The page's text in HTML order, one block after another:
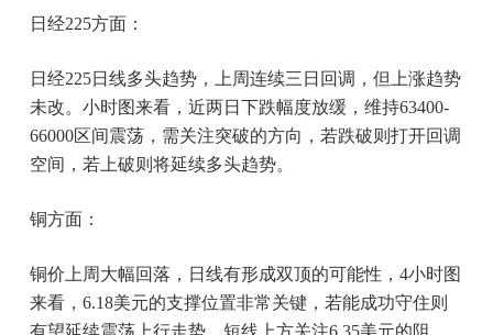
日经225方面：
日经225日线多头趋势，上周连续三日回调，但上涨趋势
未改。小时图来看，近两日下跌幅度放缓，维持63400-
66000区间震荡，需关注突破的方向，若跌破则打开回调
空间，若上破则将延续多头趋势。
铜方面：
铜价上周大幅回落，日线有形成双顶的可能性，4小时图
来看，6.18美元的支撑位置非常关键，若能成功守住则
有望延续震荡上行走势。短线上方关注6.35美元的阻